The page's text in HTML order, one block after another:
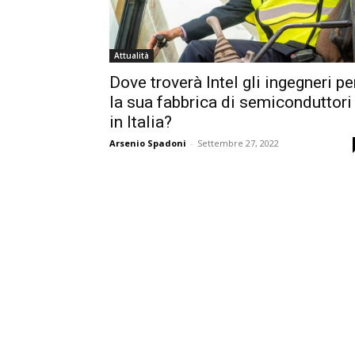
Attualità
Dove troverà Intel gli ingegneri
la sua fabbrica di semiconduttori
in Italia?
Arsenio Spadoni - Settembre 27, 2022